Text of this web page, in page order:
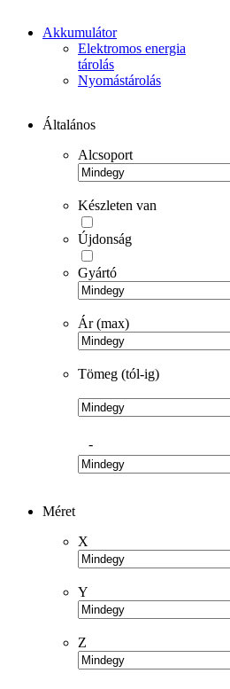
Akkumulátor
Elektromos energia
tárolás
Nyomástárolás
Általános
Alcsoport
Készleten van
Újdonság
Gyártó
Ár (max)
Tömeg (tól-ig)
-
Méret
X
Y
Z